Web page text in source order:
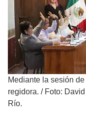
Mediante la sesión
regidora. / Foto:
Río.